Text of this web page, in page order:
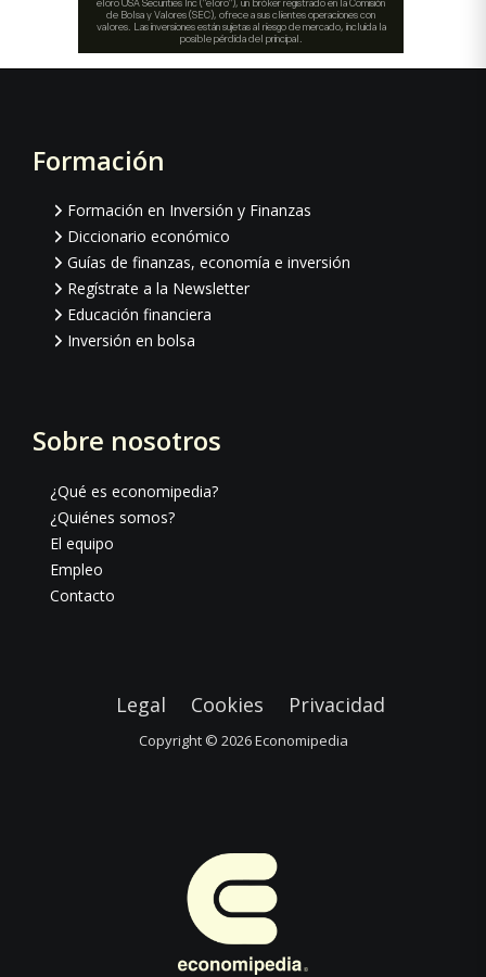
Footer
Formación
Formación en Inversión y Finanzas
Diccionario económico
Guías de finanzas, economía e inversión
Regístrate a la Newsletter
Educación financiera
Inversión en bolsa
Sobre nosotros
¿Qué es economipedia?
¿Quiénes somos?
El equipo
Empleo
Contacto
Legal Cookies Privacidad
Copyright © 2026Economipedia